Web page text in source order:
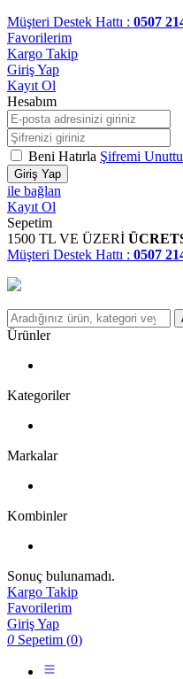
Müşteri Destek Hattı : 0507
Favorilerim
Kargo Takip
Giriş Yap
Kayıt Ol
Hesabım
Beni Hatırla Şifremi
Giriş Yap
ile bağlan
Kayıt Ol
Sepetim
1500 TL VE ÜZERİ
Müşteri Destek Hattı : 0507
Ürünler
Kategoriler
Markalar
Kombinler
Sonuç bulunamadı.
Kargo Takip
Favorilerim
Giriş Yap
0 Sepetim (0)